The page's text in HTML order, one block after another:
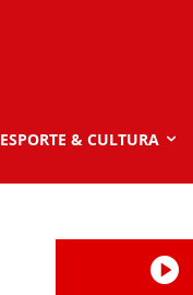
ESPORTE & CULTURA